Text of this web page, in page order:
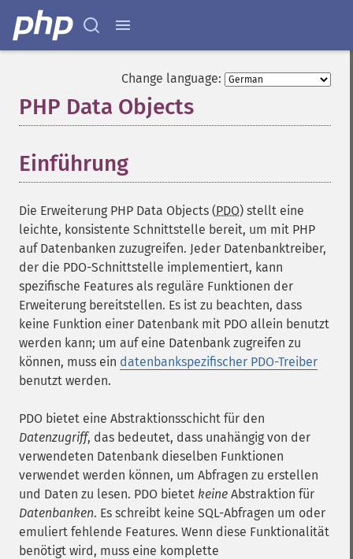
Change language:
PHP Data Objects
Einführung
Die Erweiterung PHP Data Objects (PDO) stellt eine
leichte, konsistente Schnittstelle bereit, um mit PHP
auf Datenbanken zuzugreifen. Jeder Datenbanktreiber,
der die PDO-Schnittstelle implementiert, kann
spezifische Features als reguläre Funktionen der
Erweiterung bereitstellen. Es ist zu beachten, dass
keine Funktion einer Datenbank mit PDO allein benutzt
werden kann; um auf eine Datenbank zugreifen zu
können, muss ein datenbankspezifischer PDO-Treiber
benutzt werden.
PDO bietet eine Abstraktionsschicht für den
Datenzugriff, das bedeutet, dass unahängig von der
verwendeten Datenbank dieselben Funktionen
verwendet werden können, um Abfragen zu erstellen
und Daten zu lesen. PDO bietet keine Abstraktion für
Datenbanken. Es schreibt keine SQL-Abfragen um oder
emuliert fehlende Features. Wenn diese Funktionalität
benötigt wird, muss eine komplette